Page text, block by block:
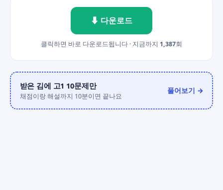
⬇ 다운로드
클릭하면 바로 다운로드됩니다 · 지금까지 1,387회
받은 김에 고1 10문제만
채점이랑 해설까지 10분이면 끝나요
풀어보기 →